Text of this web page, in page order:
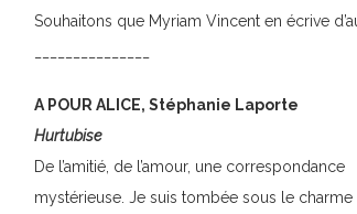
Souhaitons que Myriam Vincent en écrive
A POUR ALICE, Stéphanie Laporte
Hurtubise
De l’amitié, de l’amour, une correspondance
mystérieuse. Je suis tombée sous le charme